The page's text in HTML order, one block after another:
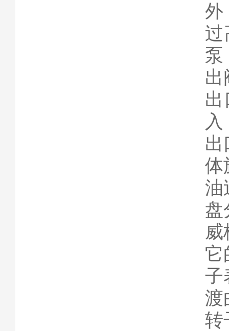
外
过
泵
出
出
体
油
盘
它
子
渡
转